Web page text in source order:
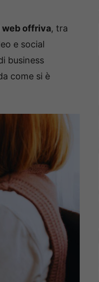
web offriva, tra
e social
business
come si è